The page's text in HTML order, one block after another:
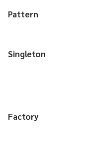
Pattern
Singleton
Factory